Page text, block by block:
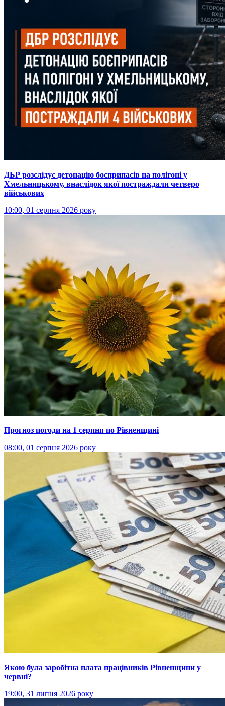
ДБР розслідує детонацію боєприпасів на полігоні у
Хмельницькому, внаслідок якої постраждали четверо
військових
10:00, 01 серпня 2026 року
Прогноз погоди на 1 серпня по Рівненщині
08:00, 01 серпня 2026 року
Якою була заробітна плата працівників Рівненщини у
червні?
19:00, 31 липня 2026 року